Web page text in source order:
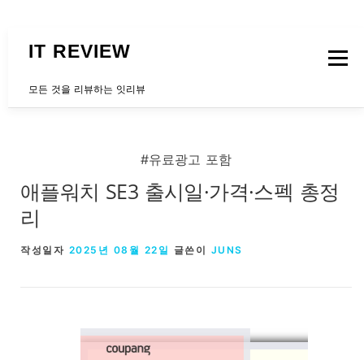
IT REVIEW
모든 것을 리뷰하는 잇리뷰
메뉴
#유료광고 포함
애플워치 SE3 출시일·가격·스펙 총정
리
작성일자 2025년 08월 22일 글쓴이 JUNS